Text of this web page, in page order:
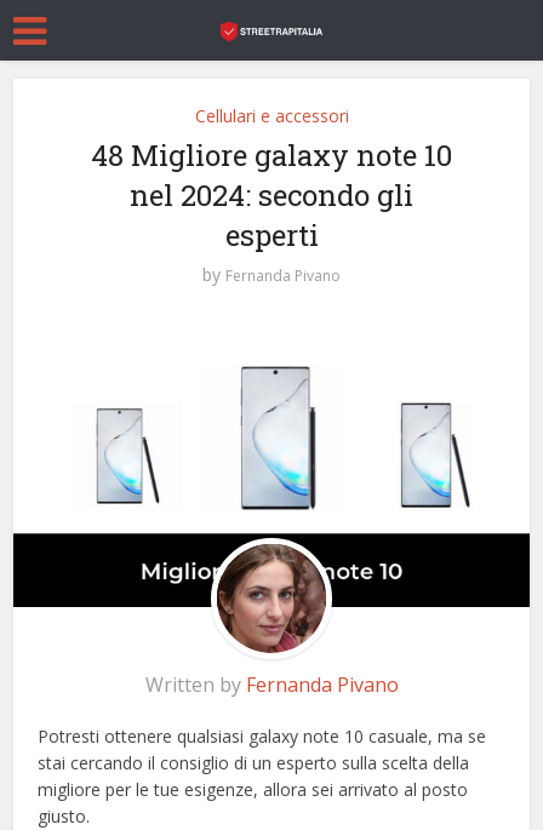
Cellulari e accessori
48 Migliore galaxy note 10
nel 2024: secondo gli
esperti
by Fernanda Pivano
Written by Fernanda Pivano
Potresti ottenere qualsiasi galaxy note 10 casuale, ma se
stai cercando il consiglio di un esperto sulla scelta della
migliore per le tue esigenze, allora sei arrivato al posto
giusto.